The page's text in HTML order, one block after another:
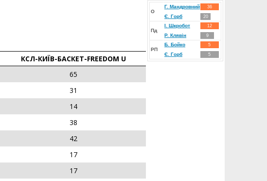
КСЛ-КИЇВ-БАСКЕТ-FREEDOM U
65
31
14
38
42
17
17
О
Г. Мандровний 36
Є. Горб 20
Пд
І. Шкробот 12
Р. Клявін 9
РП
Б. Бойко 5
Є. Горб 5